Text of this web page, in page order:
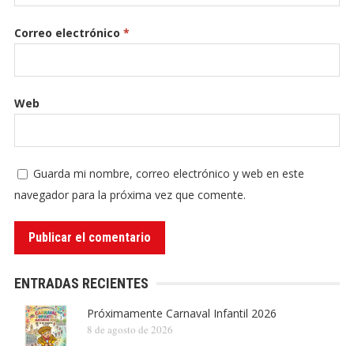
Correo electrónico *
Web
Guarda mi nombre, correo electrónico y web en este
navegador para la próxima vez que comente.
ENTRADAS RECIENTES
Próximamente Carnaval Infantil 2026
8 de agosto de 2026